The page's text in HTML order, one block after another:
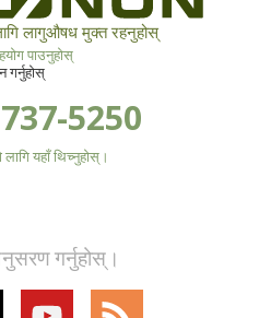
लागुऔषध मुक्त रहनुहोस्
पाउनुहोस्
गर्नुहोस्
5250
यहाँ थिच्नुहोस्।
गर्नुहोस्।
Follow
Follow